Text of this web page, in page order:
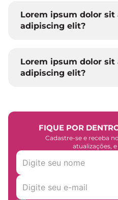
Lorem ipsum dolor
adipiscing elit?
Lorem ipsum dolor
adipiscing elit?
FIQUE POR
Cadastre-se e receba
atualizações,